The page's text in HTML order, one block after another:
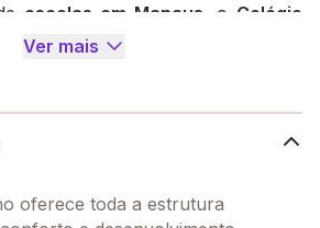
escolas em Manaus , o Colégio
por unir formação acadêmica,
pedagógica do Colégio
das Laranjeiras?
valores e experiências práticas de
Ver mais
oferece toda a estrutura